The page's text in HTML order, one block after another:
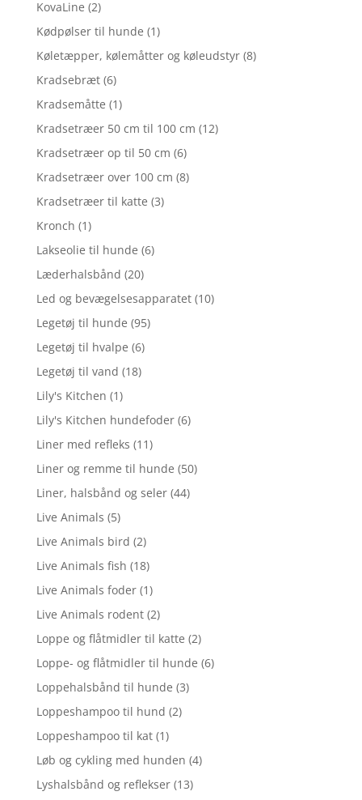
KovaLine (2)
Kødpølser til hunde (1)
Køletæpper, kølemåtter og køleudstyr (8)
Kradsebræt (6)
Kradsemåtte (1)
Kradsetræer 50 cm til 100 cm (12)
Kradsetræer op til 50 cm (6)
Kradsetræer over 100 cm (8)
Kradsetræer til katte (3)
Kronch (1)
Lakseolie til hunde (6)
Læderhalsbånd (20)
Led og bevægelsesapparatet (10)
Legetøj til hunde (95)
Legetøj til hvalpe (6)
Legetøj til vand (18)
Lily's Kitchen (1)
Lily's Kitchen hundefoder (6)
Liner med refleks (11)
Liner og remme til hunde (50)
Liner, halsbånd og seler (44)
Live Animals (5)
Live Animals bird (2)
Live Animals fish (18)
Live Animals foder (1)
Live Animals rodent (2)
Loppe og flåtmidler til katte (2)
Loppe- og flåtmidler til hunde (6)
Loppehalsbånd til hunde (3)
Loppeshampoo til hund (2)
Loppeshampoo til kat (1)
Løb og cykling med hunden (4)
Lyshalsbånd og reflekser (13)